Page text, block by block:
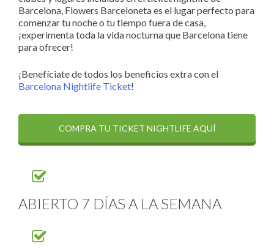
Barcelona, ​​Flowers Barceloneta es el lugar perfecto para
comenzar tu noche o tu tiempo fuera de casa,
¡experimenta toda la vida nocturna que Barcelona tiene
para ofrecer!
¡Benefíciate de todos los beneficios extra con el
Barcelona Nightlife Ticket!
COMPRA TU TICKET NIGHTLIFE AQUÍ
ABIERTO 7 DÍAS A LA SEMANA